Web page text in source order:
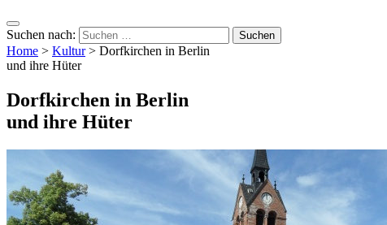
Suchen nach:
Home > Kultur> Dorfkirchen in Berlin
und ihre Hüter
Dorfkirchen in Berlin
und ihre Hüter